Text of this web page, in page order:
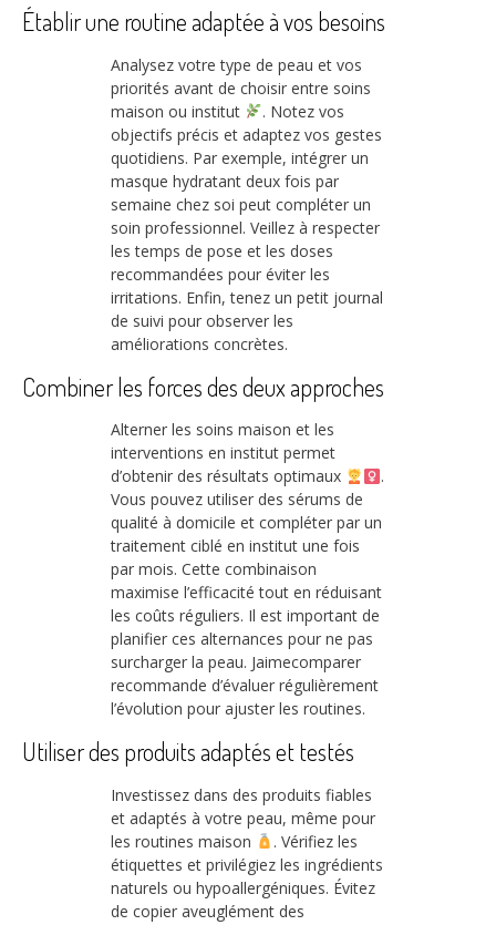
Établir une routine adaptée à vos besoins
Analysez votre type de peau et vos
priorités avant de choisir entre soins
maison ou institut
. Notez vos
objectifs précis et adaptez vos gestes
quotidiens. Par exemple, intégrer un
masque hydratant deux fois par
semaine chez soi peut compléter un
soin professionnel. Veillez à respecter
les temps de pose et les doses
recommandées pour éviter les
irritations. Enfin, tenez un petit journal
de suivi pour observer les
améliorations concrètes.
Combiner les forces des deux approches
Alterner les soins maison et les
interventions en institut permet
d’obtenir des résultats optimaux
.
Vous pouvez utiliser des sérums de
qualité à domicile et compléter par un
traitement ciblé en institut une fois
par mois. Cette combinaison
maximise l’efficacité tout en réduisant
les coûts réguliers. Il est important de
planifier ces alternances pour ne pas
surcharger la peau. Jaimecomparer
recommande d’évaluer régulièrement
l’évolution pour ajuster les routines.
Utiliser des produits adaptés et testés
Investissez dans des produits fiables
et adaptés à votre peau, même pour
les routines maison
. Vérifiez les
étiquettes et privilégiez les ingrédients
naturels ou hypoallergéniques. Évitez
de copier aveuglément des